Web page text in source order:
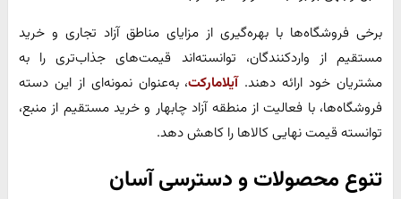
برخی فروشگاه‌ها با بهره‌گیری از مزایای مناطق آزاد تجاری و خرید
مستقیم از واردکنندگان، توانسته‌اند قیمت‌های جذاب‌تری را به
مشتریان خود ارائه دهند.آیلامارکت، به‌عنوان نمونه‌ای از این دسته
فروشگاه‌ها، با فعالیت از منطقه آزاد چابهار و خرید مستقیم از منبع،
توانسته قیمت نهایی کالاها را کاهش دهد.
تنوع محصولات و دسترسی آسان